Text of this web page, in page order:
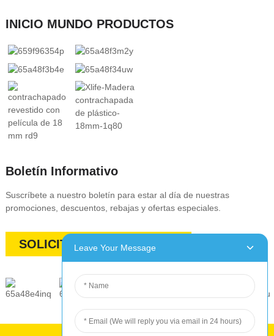
INICIO MUNDO PRODUCTOS
Boletín Informativo
Suscríbete a nuestro boletín para estar al día de nuestras
promociones, descuentos, rebajas y ofertas especiales.
SOLICITAR PRESUPUESTO
Leave Your Message